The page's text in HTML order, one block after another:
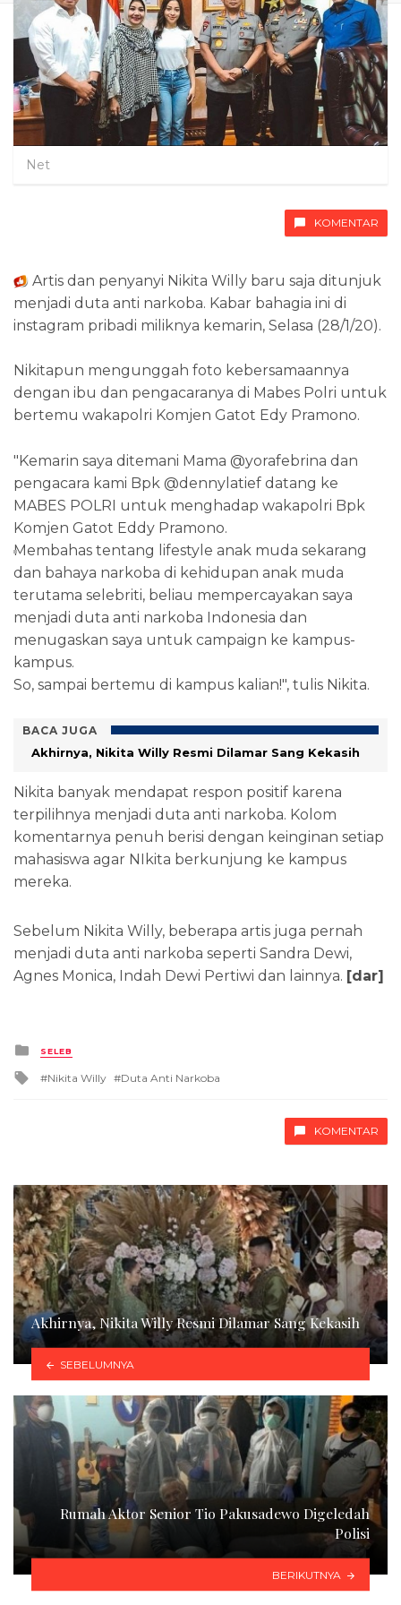
Net
KOMENTAR
Artis dan penyanyi Nikita Willy baru saja ditunjuk
menjadi duta anti narkoba. Kabar bahagia ini di
instagram pribadi miliknya kemarin, Selasa (28/1/20).
Nikitapun mengunggah foto kebersamaannya
dengan ibu dan pengacaranya di Mabes Polri untuk
bertemu wakapolri Komjen Gatot Edy Pramono.
"Kemarin saya ditemani Mama @yorafebrina dan
pengacara kami Bpk @dennylatief datang ke
MABES POLRI untuk menghadap wakapolri Bpk
Komjen Gatot Eddy Pramono.
Membahas tentang lifestyle anak muda sekarang
dan bahaya narkoba di kehidupan anak muda
terutama selebriti, beliau mempercayakan saya
menjadi duta anti narkoba Indonesia dan
menugaskan saya untuk campaign ke kampus-
kampus.
So, sampai bertemu di kampus kalian!", tulis Nikita.
BACA JUGA
Akhirnya, Nikita Willy Resmi Dilamar Sang Kekasih
Nikita banyak mendapat respon positif karena
terpilihnya menjadi duta anti narkoba. Kolom
komentarnya penuh berisi dengan keinginan setiap
mahasiswa agar NIkita berkunjung ke kampus
mereka.
Sebelum Nikita Willy, beberapa artis juga pernah
menjadi duta anti narkoba seperti Sandra Dewi,
Agnes Monica, Indah Dewi Pertiwi dan lainnya. [dar]
Posted
in
SELEB
Tagged
Nikita Willy Duta Anti Narkoba
KOMENTAR
Akhirnya, Nikita Willy Resmi Dilamar Sang Kekasih
SEBELUMNYA
Rumah Aktor Senior Tio Pakusadewo Digeledah
Polisi
BERIKUTNYA